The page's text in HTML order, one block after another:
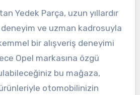
Yedek Parça, uzun yıllardır
ve uzman kadrosuyla
bir alışveriş deneyimi
Opel markasına özgü
bu mağaza,
otomobilinizin